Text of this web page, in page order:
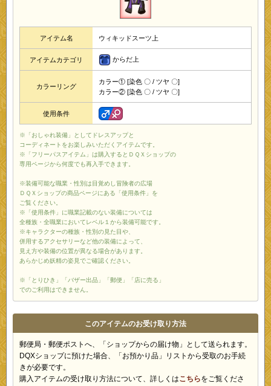
アイテム名 ウィキッドスーツ上
アイテムカテゴリ からだ上
カラーリング
カラー① [染色 〇 / ツヤ 〇]
カラー② [染色 〇 / ツヤ 〇]
使用条件
※「おしゃれ装備」としてドレスアップと
コーディネートをお楽しみいただくアイテムです。
※「フリーパスアイテム」は購入するとＤＱＸショップの
専用ページから何度でも再入手できます。
※装備可能な職業・性別は目覚めし冒険者の広場
ＤＱＸショップの商品ページにある「使用条件」を
ご覧ください。
※「使用条件」に職業記載のない装備については
全種族・全職業においてレベル１から装備可能です。
※キャラクターの種族・性別の見た目や、
併用するアクセサリーなど他の装備によって、
見え方や装備の位置が異なる場合があります。
あらかじめ妖精の姿見でご確認ください。
※「とりひき」「バザー出品」「郵便」「店に売る」
でのご利用はできません。
このアイテムのお受け取り方法
郵便局・郵便ポストへ、「ショップからの届け物」として送られます。
DQXショップに預けた場合、「お預かり品」リストから受取のお手続
きが必要です。
購入アイテムの受け取り方法について、詳しくはこちらをご覧くださ